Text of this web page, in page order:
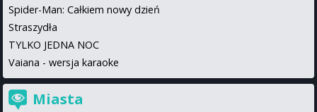
Spider-Man: Całkiem nowy dzień
Straszydła
TYLKO JEDNA NOC
Vaiana - wersja karaoke
Miasta